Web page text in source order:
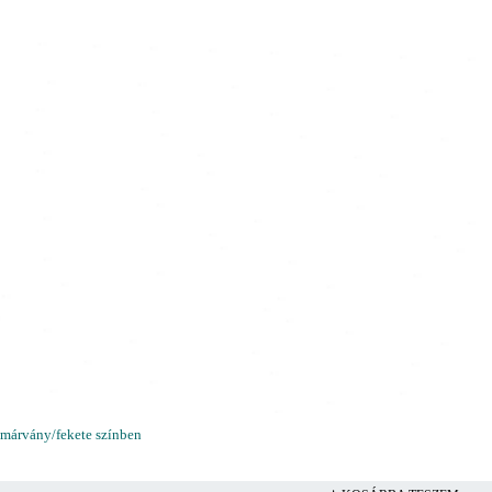
fekete színben